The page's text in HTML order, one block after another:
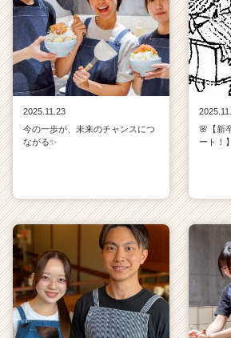
2025.11.23
今の一歩が、未来のチャンスにつ
ながる✨
🌸【新
ート！